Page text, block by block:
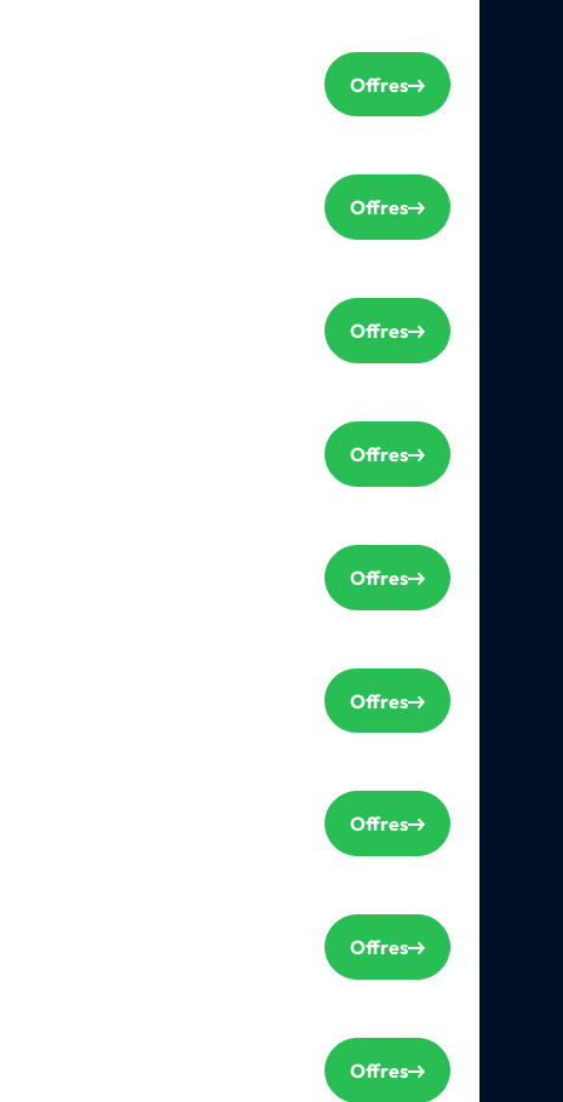
Offres
Offres
Offres
Offres
Offres
Offres
Offres
Offres
Offres